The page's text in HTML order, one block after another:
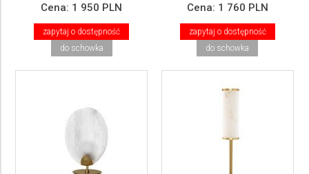
Cena: 1 950 PLN
zapytaj o dostępność
do schowka
Cena: 1 760 PLN
zapytaj o dostępność
do schowka